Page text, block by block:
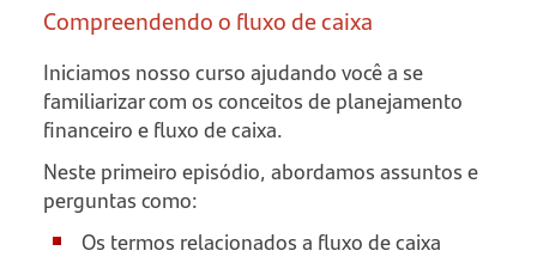
Compreendendo o fluxo de caixa
Iniciamos nosso curso ajudando você a se
familiarizar com os conceitos de planejamento
financeiro e fluxo de caixa.
Neste primeiro episódio, abordamos assuntos e
perguntas como:
Os termos relacionados a fluxo de caixa